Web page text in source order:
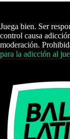
Juega bien. Ser
control causa
moderación.
para la adicción al